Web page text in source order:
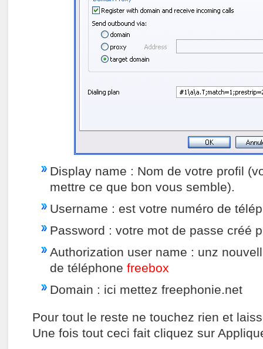
Display name : Nom de votre profil
mettre ce que bon vous semble).
Username : est votre numéro de
Password : votre mot de passe créé
Authorization user name : unz
de téléphone freebox
Domain : ici mettez freephonie.net
Pour tout le reste ne touchez rien et
Une fois tout ceci fait cliquez sur